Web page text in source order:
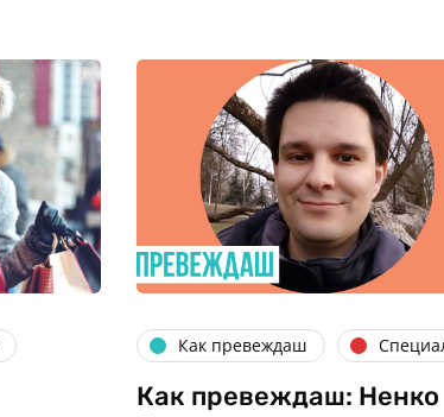
Как превеждаш
Как превеждаш: Ненко